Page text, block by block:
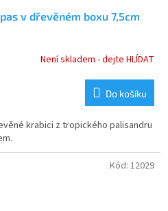
v dřevěném boxu 7,5cm
Není skladem - dejte HLÍDAT
Do košíku
krabici z tropického palisandru
Kód: 12029